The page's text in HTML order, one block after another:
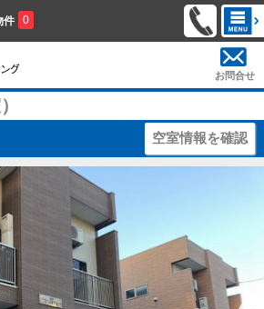
件 0
お問合せ
空室情報を確認